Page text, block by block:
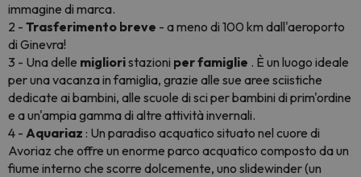
immagine di marca.
2 - Trasferimento breve - a meno di 100 km dall'aeroporto
di Ginevra!
3 - Una delle miglioristazioni per famiglie . È un luogo ideale
per una vacanza in famiglia, grazie alle sue aree sciistiche
dedicate ai bambini, alle scuole di sci per bambini di prim'ordine
e a un'ampia gamma di altre attività invernali.
4 - Aquariaz : Un paradiso acquatico situato nel cuore di
Avoriaz che offre un enorme parco acquatico composto da un
fiume interno che scorre dolcemente, uno slidewinder (un